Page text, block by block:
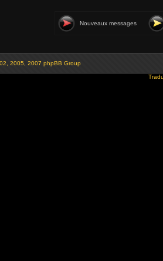
Nouveaux messages
2005, 2007 phpBB Group